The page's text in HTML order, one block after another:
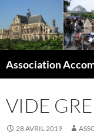
contenu
Association
VIDE
28 AVRIL 2019